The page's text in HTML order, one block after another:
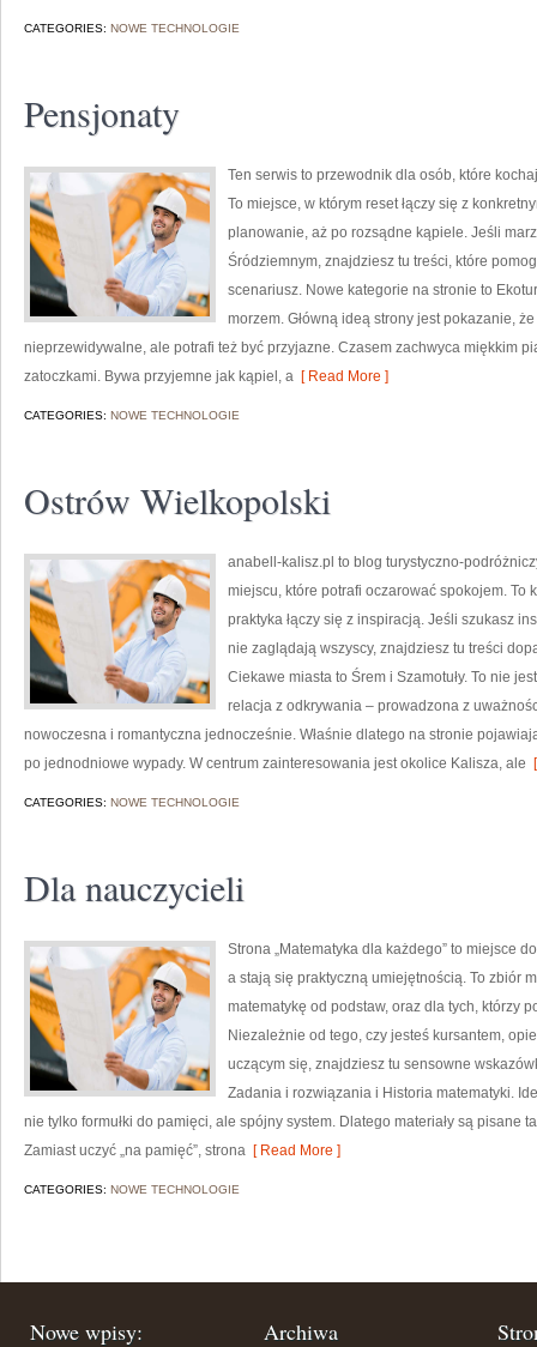
CATEGORIES: NOWE TECHNOLOGIE
Pensjonaty
Ten serwis to przewodnik dla osób, które
To miejsce, w którym reset łączy się z
planowanie, aż po rozsądne kąpiele. Jeśli
Śródziemnym, znajdziesz tu treści, które
scenariusz. Nowe kategorie na stronie to
morzem. Główną ideą strony jest pokazanie,
nieprzewidywalne, ale potrafi też być przyjazne. Czasem zachwyca miękkim
zatoczkami. Bywa przyjemne jak kąpiel, a [ Read More ]
CATEGORIES: NOWE TECHNOLOGIE
Ostrów Wielkopolski
anabell-kalisz.pl to blog turystyczno-
miejscu, które potrafi oczarować spokojem.
praktyka łączy się z inspiracją. Jeśli szukasz
nie zaglądają wszyscy, znajdziesz tu treści
Ciekawe miasta to Śrem i Szamotuły. To nie
relacja z odkrywania – prowadzona z
nowoczesna i romantyczna jednocześnie. Właśnie dlatego na stronie
po jednodniowe wypady. W centrum zainteresowania jest okolice Kalisza, ale
CATEGORIES: NOWE TECHNOLOGIE
Dla nauczycieli
Strona „Matematyka dla każdego” to miejsce
a stają się praktyczną umiejętnością. To zbiór
matematykę od podstaw, oraz dla tych, którzy
Niezależnie od tego, czy jesteś kursantem,
uczącym się, znajdziesz tu sensowne
Zadania i rozwiązania i Historia matematyki.
nie tylko formułki do pamięci, ale spójny system. Dlatego materiały są pisane
Zamiast uczyć „na pamięć”, strona [ Read More ]
CATEGORIES: NOWE TECHNOLOGIE
Nowe wpisy: Archiwa